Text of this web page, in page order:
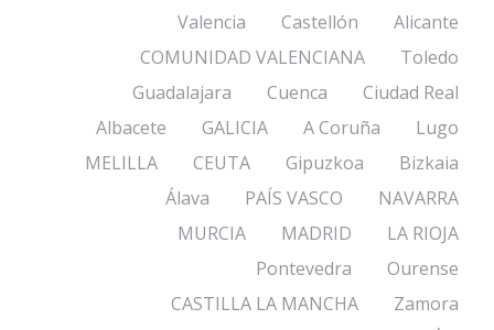
Valencia
Castellón
Alicante
COMUNIDAD VALENCIANA
Toledo
Guadalajara
Cuenca
Ciudad Real
Albacete
GALICIA A Coruña
Lugo
MELILLA
CEUTA Gipuzkoa
Bizkaia
Álava
PAÍS VASCO
NAVARRA
MURCIA
MADRID
LA RIOJA
Pontevedra
Ourense
CASTILLA LA MANCHA
Zamora